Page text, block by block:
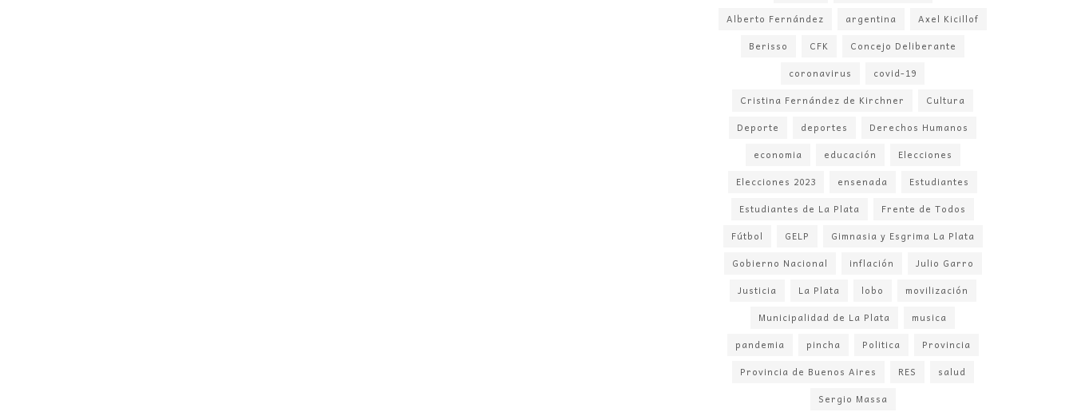
Alberto Fernández
argentina
Axel Kicillof
Berisso
CFK
Concejo Deliberante
coronavirus
covid-19
Cristina Fernández de Kirchner
Cultura
Deporte
deportes
Derechos Humanos
economia
educación
Elecciones
Elecciones 2023
ensenada
Estudiantes
Estudiantes de La Plata
Frente de Todos
Fútbol
GELP
Gimnasia y Esgrima La Plata
Gobierno Nacional
inflación
Julio Garro
Justicia
La Plata lobo
movilización
Municipalidad de La Plata
musica
pandemia
pincha Politica
Provincia
Provincia de Buenos Aires
RES
salud
Sergio Massa